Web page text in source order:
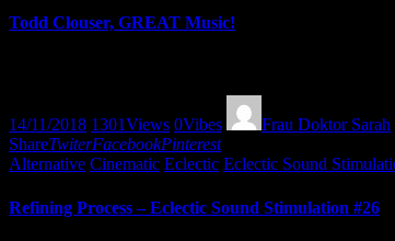
Todd Clouser, GREAT Music!
14/11/2018 1301Views 0Vibes
Frau Doktor Sarah
ShareTwiterFacebookPinterest
Alternative Cinematic Eclectic Eclectic Sound
Refining Process – Eclectic Sound Stimulation #26